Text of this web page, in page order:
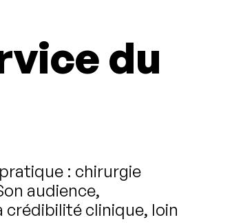
du
: chirurgie
audience,
clinique, loin